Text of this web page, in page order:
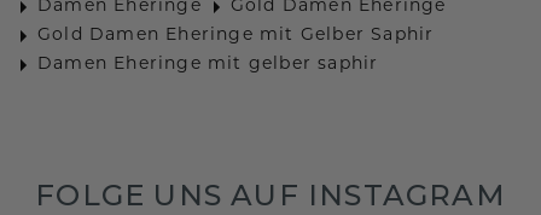
Damen Eheringe
Gold Damen Eheringe
Gold Damen Eheringe mit Gelber Saphir
Damen Eheringe mit gelber saphir
FOLGE UNS AUF INSTAGRAM